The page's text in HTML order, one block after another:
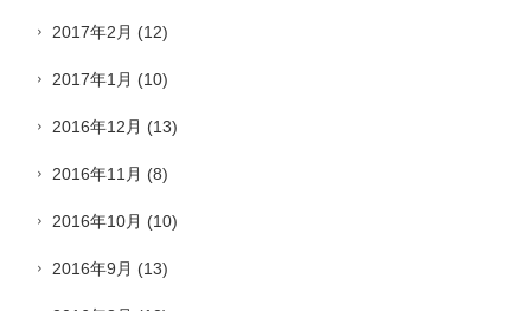
2017年2月 (12)
2017年1月 (10)
2016年12月 (13)
2016年11月 (8)
2016年10月 (10)
2016年9月 (13)